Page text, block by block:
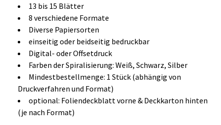
13 bis 15 Blätter
8 verschiedene Formate
Diverse Papiersorten
einseitig oder beidseitig bedruckbar
Digital- oder Offsetdruck
Farben der Spiralisierung: Weiß, Schwarz, Silber
Mindestbestellmenge: 1 Stück (abhängig von
Druckverfahren und Format)
optional: Foliendeckblatt vorne & Deckkarton hinten
(je nach Format)